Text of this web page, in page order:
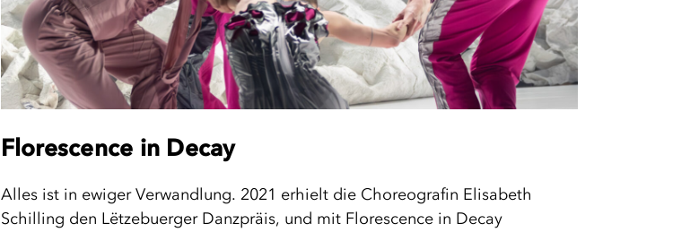
Florescence in Decay
Alles ist in ewiger Verwandlung. 2021 erhielt die Choreografin Elisabeth
Schilling den Lëtzebuerger Danzpräis, und mit Florescence in Decay